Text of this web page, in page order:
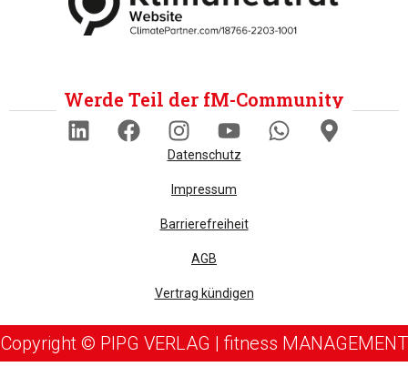
Werde Teil der fM-Community
Datenschutz
Impressum
Barrierefreiheit
AGB
Vertrag kündigen
Copyright © PIPG VERLAG | fitness MANAGEMENT